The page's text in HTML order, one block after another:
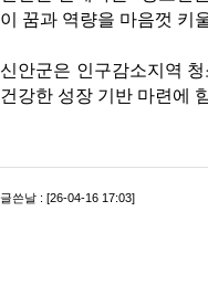
이 꿈과 역량을 마음껏 키
신안군은 인구감소지역
건강한 성장 기반 마련에
글쓴날 : [26-04-16 17:03]